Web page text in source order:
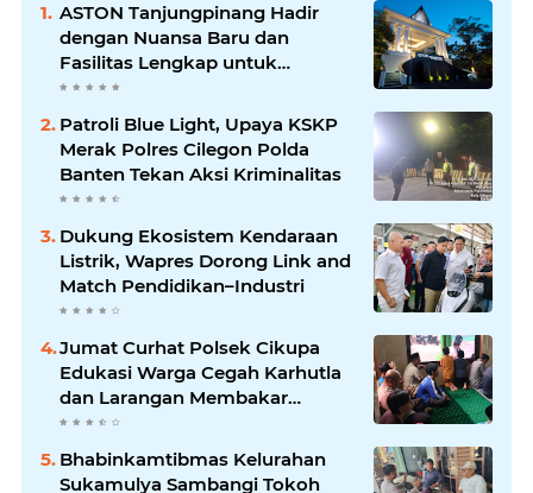
ASTON Tanjungpinang Hadir
dengan Nuansa Baru dan
Fasilitas Lengkap untuk
Kenyamanan Tamu
Patroli Blue Light, Upaya KSKP
Merak Polres Cilegon Polda
Banten Tekan Aksi Kriminalitas
Dukung Ekosistem Kendaraan
Listrik, Wapres Dorong Link and
Match Pendidikan–Industri
Jumat Curhat Polsek Cikupa
Edukasi Warga Cegah Karhutla
dan Larangan Membakar
Sampah
Bhabinkamtibmas Kelurahan
Sukamulya Sambangi Tokoh